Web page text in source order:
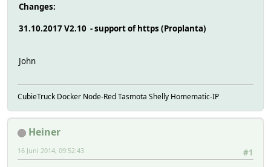
Changes:
31.10.2017 V2.10 - support of https (Proplanta)
John
CubieTruck Docker Node-Red Tasmota Shelly Homematic-IP
Heiner
#1
16 Juni 2014, 09:52:43